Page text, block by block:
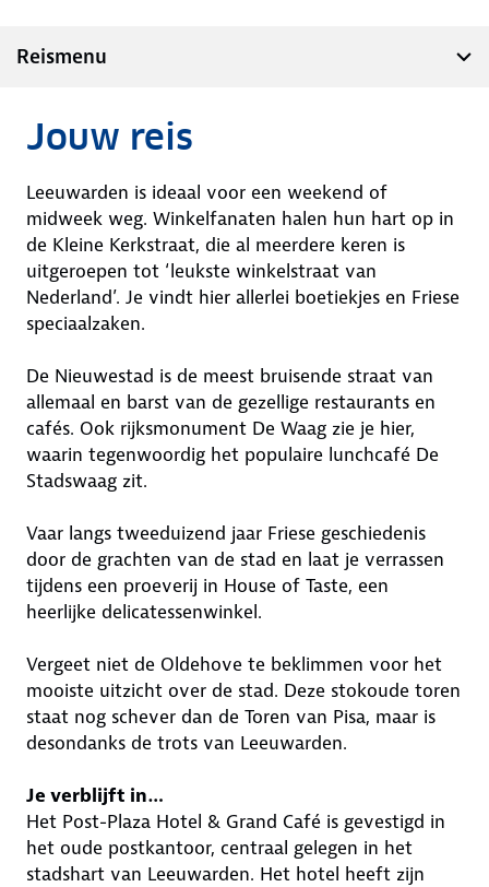
Reismenu
Jouw reis
Leeuwarden is ideaal voor een weekend of
midweek weg. Winkelfanaten halen hun hart op in
de Kleine Kerkstraat, die al meerdere keren is
uitgeroepen tot ‘leukste winkelstraat van
Nederland’. Je vindt hier allerlei boetiekjes en Friese
speciaalzaken.
De Nieuwestad is de meest bruisende straat van
allemaal en barst van de gezellige restaurants en
cafés. Ook rijksmonument De Waag zie je hier,
waarin tegenwoordig het populaire lunchcafé De
Stadswaag zit.
Vaar langs tweeduizend jaar Friese geschiedenis
door de grachten van de stad en laat je verrassen
tijdens een proeverij in House of Taste, een
heerlijke delicatessenwinkel.
Vergeet niet de Oldehove te beklimmen voor het
mooiste uitzicht over de stad. Deze stokoude toren
staat nog schever dan de Toren van Pisa, maar is
desondanks de trots van Leeuwarden.
Je verblijft in…
Het Post-Plaza Hotel & Grand Café is gevestigd in
het oude postkantoor, centraal gelegen in het
stadshart van Leeuwarden. Het hotel heeft zijn